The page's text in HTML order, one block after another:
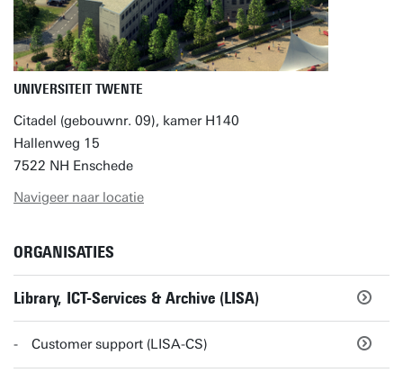
UNIVERSITEIT TWENTE
Citadel (gebouwnr. 09), kamer H140
Hallenweg 15
7522 NH Enschede
Navigeer naar locatie
ORGANISATIES
Library, ICT-Services & Archive (LISA)
Customer support (LISA-CS)